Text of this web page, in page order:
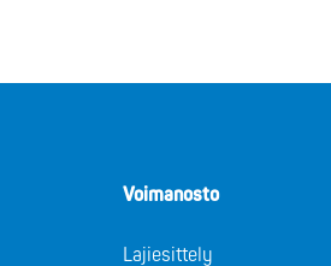
Voimanosto
Lajiesittely